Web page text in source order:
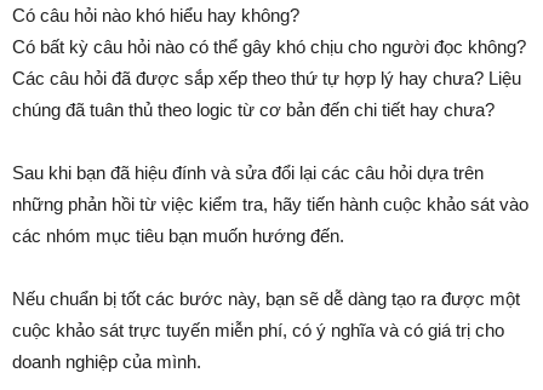
Có câu hỏi nào khó hiểu hay không?
Có bất kỳ câu hỏi nào có thể gây khó chịu cho người đọc không?
Các câu hỏi đã được sắp xếp theo thứ tự hợp lý hay chưa? Liệu
chúng đã tuân thủ theo logic từ cơ bản đến chi tiết hay chưa?
Sau khi bạn đã hiệu đính và sửa đổi lại các câu hỏi dựa trên
những phản hồi từ việc kiểm tra, hãy tiến hành cuộc khảo sát vào
các nhóm mục tiêu bạn muốn hướng đến.
Nếu chuẩn bị tốt các bước này, bạn sẽ dễ dàng tạo ra được một
cuộc khảo sát trực tuyến miễn phí, có ý nghĩa và có giá trị cho
doanh nghiệp của mình.